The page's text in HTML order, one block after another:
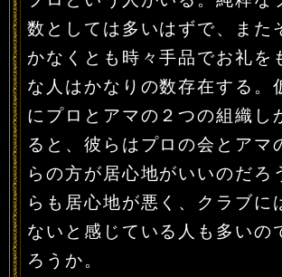
数としては多いはずで、また
かなくとも時々手品でお礼を
な人はかなりの数存在する。
にプロとアマの２つの組織し
ると、彼らはプロの会とアマ
らの方が居心地がいいのだろ
らも居心地が悪く、クラブに
ないと感じている人も多いの
ろうか。